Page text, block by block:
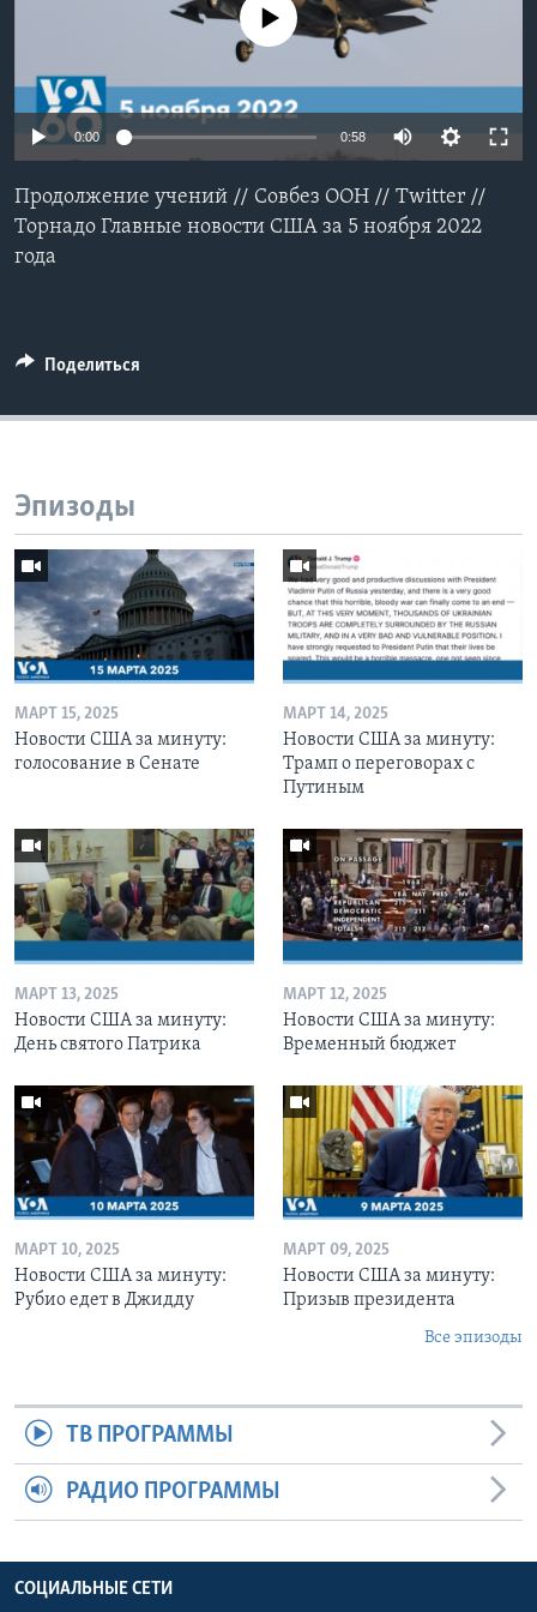
СОЦИАЛЬНЫЕ СЕТИ
Языки
No media source currently available
0:00 0:58
Продолжение учений // Совбез ООН // Twitter //
Торнадо Главные новости США за 5 ноября 2022
года
Поделиться
Эпизоды
МАРТ 15, 2025
Новости США за минуту:
голосование в Сенате
МАРТ 14, 2025
Новости США за минуту:
Трамп о переговорах с
Путиным
МАРТ 13, 2025
Новости США за минуту:
День святого Патрика
МАРТ 12, 2025
Новости США за минуту:
Временный бюджет
МАРТ 10, 2025
Новости США за минуту:
Рубио едет в Джидду
МАРТ 09, 2025
Новости США за минуту:
Призыв президента
Все эпизоды
ТВ ПРОГРАММЫ
РАДИО ПРОГРАММЫ
СОЦИАЛЬНЫЕ СЕТИ